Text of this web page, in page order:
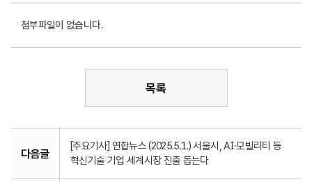
첨부파일이 없습니다.
목록
다음글
[주요기사] 연합뉴스 (2025.5.1.) 서울시, AI·모빌리티 등
혁신기술 기업 세계시장 진출 돕는다